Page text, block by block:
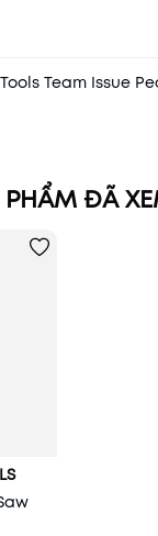
Team Issue
PHẨM ĐÃ